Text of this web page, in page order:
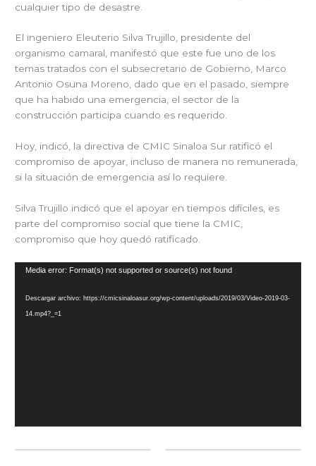
cualquier tipo de desastre.
El ingeniero Eleuterio Silva Trujillo, presidente del
organismo camaral, manifestó que este fue uno de los
temas tratados con el subsecretario de Gobierno, Marco
Antonio Osuna Moreno, dado que en el pasado, siempre
que ha habido una emergencia, el sector de la
construcción participa cuando es requerido.
Hoy, indicó, la directiva de CMIC Sinaloa Sur ratificó el
compromiso de apoyar, incluso de manera no remunerada,
si la situación de emergencia así lo requiere.
Silva Trujillo indicó que el apoyar en tiempos difíciles, es
parte del compromiso social que tiene la CMIC,
compromiso que hoy quedó ratificado.
Reproductor
vídeo
Media error: Format(s) not supported or source(s) not found
Descargar archivo: https://cmicsinaloasur.org/wp-content/uploads/2019/03/Video-2019-03-
14.mp4?_=1